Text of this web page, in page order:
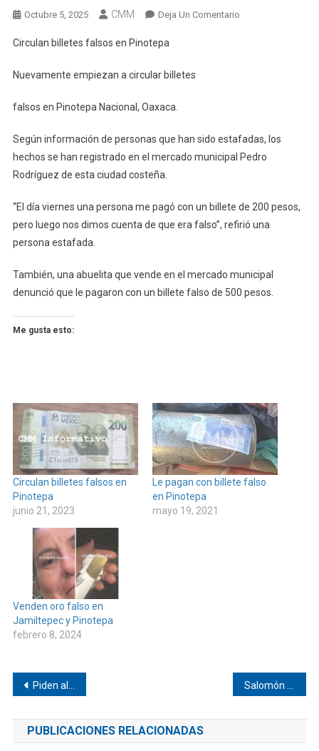
Octubre 5, 2025 CMM Deja Un ComentarioEn
Circulan billetes falsos en Pinotepa
Nuevamente empiezan a circular billetes
falsos en Pinotepa Nacional, Oaxaca.
Según información de personas que han sido estafadas, los
hechos se han registrado en el mercado municipal Pedro
Rodríguez de esta ciudad costeña.
“El día viernes una persona me pagó con un billete de 200 pesos,
pero luego nos dimos cuenta de que era falso”, refirió una
persona estafada.
También, una abuelita que vende en el mercado municipal
denunció que le pagaron con un billete falso de 500 pesos.
Me gusta esto:
Circulan billetes falsos en
Pinotepa
junio 21, 2023
Le pagan con billete falso
en Pinotepa
mayo 19, 2021
Venden oro falso en
Jamiltepec y Pinotepa
febrero 8, 2024
Navegación
de
entradas
Piden al gobernador Salomón Jara Cruz respuesta para los afectados del huracán Erick en Pinotepa Nacional, Oaxaca(Boletín de prensa) Salomón Jara respalda el primer año de gobierno de Claudia Sheinbaum y destaca beneficios para Oaxaca
PUBLICACIONES RELACIONADAS